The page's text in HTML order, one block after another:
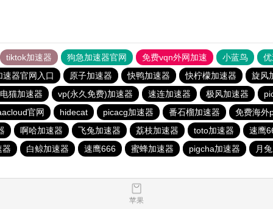
tiktok加速器 狗急加速器官网 免费vqn外网加速 小蓝鸟
速器官网入口
原子加速器 快鸭加速器 快柠檬加速器
旋风
猫加速器
vp(永久免费)加速器 速连加速器 极风加速器
官网
hidecat picacg加速器 番石榴加速器
免费海外
啊哈加速器 飞兔加速器 荔枝加速器 toto加速器
速鹰
器
白鲸加速器 速鹰666 蜜蜂加速器 pigcha加速器 月
苹果